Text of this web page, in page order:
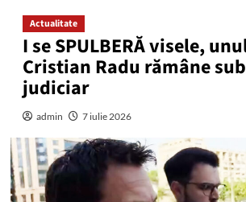
Actualitate
I se SPULBERĂ visele,
Cristian Radu rămâne
judiciar
admin 7 iulie 2026